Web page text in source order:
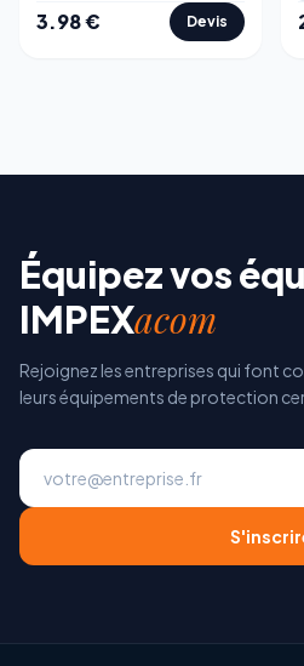
3.98€ Devis
Équipez vos
IMPEXacom
Rejoignez les entreprises qui font
leurs équipements de protection